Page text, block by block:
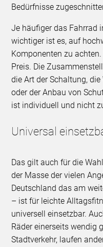
Bedürfnisse
Je häufiger das Fahrrad
wichtiger ist es, auf
Komponenten zu
Preis. Die
die Art der Schaltung,
oder der Anbau von
ist individuell und nicht
Universal
Das gilt auch für die
der Masse der vielen
Deutschland das am
– ist für leichte
universell einsetzbar.
Räder einerseits wendig
Stadtverkehr, laufen